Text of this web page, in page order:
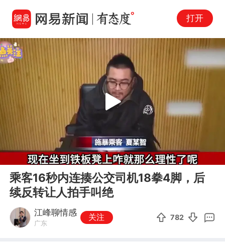
打开
00:00 04:10
Play
乘客16秒内连揍公交司机18拳4脚，后
续反转让人拍手叫绝
江峰聊情感
广东
关注 782